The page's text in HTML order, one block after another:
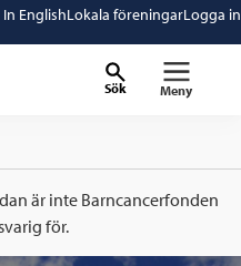
In EnglishLokala föreningarLogga in
Sök Meny
är inte Barncancerfonden
för.